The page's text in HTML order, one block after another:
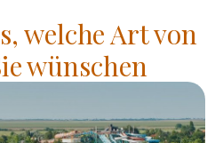
welche Art von
wünschen